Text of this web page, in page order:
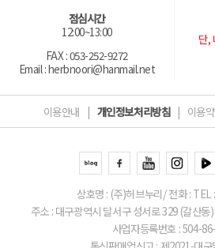
점심시간
12:00~13:00
FAX : 053-252-9272
Email : herbnoori@hanmail.net
단,
이용안내 | 개인정보처리방침 | 이용
상호명 : (주)허브누리/ 전화 :
주소 : 대구광역시 달서구 성서로 329 (갈산
사업자등록번호 : 504-